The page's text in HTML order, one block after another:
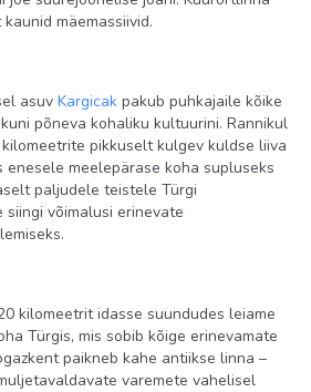
mäemassiivid.
asuv Kargicak pakub puhkajaile kõike
põneva kohaliku kultuurini. Rannikul
pikkuselt kulgev kuldse liiva
enesele meelepärase koha supluseks
paljudele teistele Türgi
võimalusi erinevate
kilomeetrit idasse suundudes leiame
Türgis, mis sobib kõige erinevamate
paikneb kahe antiikse linna –
varemete vahelisel